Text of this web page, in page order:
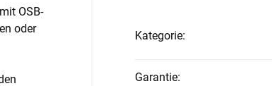
OSB-
oder
Kategorie:
Garantie: